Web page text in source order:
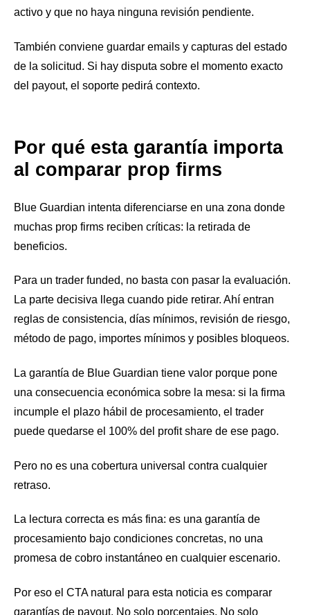
activo y que no haya ninguna revisión pendiente.
También conviene guardar emails y capturas del estado
de la solicitud. Si hay disputa sobre el momento exacto
del payout, el soporte pedirá contexto.
Por qué esta garantía importa
al comparar prop firms
Blue Guardian intenta diferenciarse en una zona donde
muchas prop firms reciben críticas: la retirada de
beneficios.
Para un trader funded, no basta con pasar la evaluación.
La parte decisiva llega cuando pide retirar. Ahí entran
reglas de consistencia, días mínimos, revisión de riesgo,
método de pago, importes mínimos y posibles bloqueos.
La garantía de Blue Guardian tiene valor porque pone
una consecuencia económica sobre la mesa: si la firma
incumple el plazo hábil de procesamiento, el trader
puede quedarse el 100% del profit share de ese pago.
Pero no es una cobertura universal contra cualquier
retraso.
La lectura correcta es más fina: es una garantía de
procesamiento bajo condiciones concretas, no una
promesa de cobro instantáneo en cualquier escenario.
Por eso el CTA natural para esta noticia es comparar
garantías de payout. No solo porcentajes. No solo